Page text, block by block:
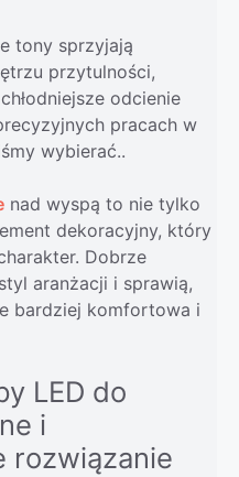
tony sprzyjają
przytulności,
odcienie
pracach w
wybierać..
nad wyspą to nie tylko
dekoracyjny, który
Dobrze
aranżacji i sprawią,
bardziej komfortowa i
LED do
i
rozwiązanie